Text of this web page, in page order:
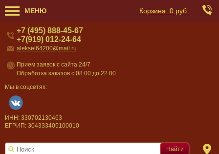
МЕНЮ Корзина: 0 руб.
+7 (495) 888-45-67
+7(919) 012-24-64
aleksei64200@mail.ru
Прием заявок с сайта 24/7
Обработка заказов с 08:00 до 22:00
Мы в соцсетях:
ИНН: 330702130463
ЕГРИП: 304333405100010
Найти